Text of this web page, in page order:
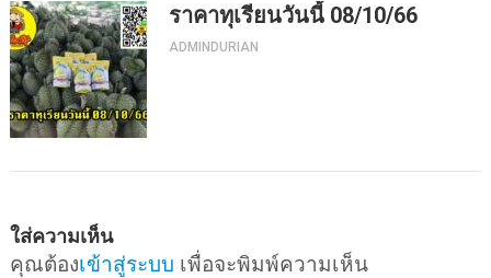
ราคาทุเรียนวันนี้ 08/10/66
ADMINDURIAN
ใส่ความเห็น
คุณต้องเข้าสู่ระบบ เพื่อจะพิมพ์ความเห็น